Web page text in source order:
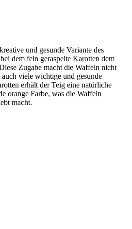
und gesunde Variante des
dem fein geraspelte Karotten dem
Zugabe macht die Waffeln nicht
viele wichtige und gesunde
erhält der Teig eine natürliche
orange Farbe, was die Waffeln
macht.